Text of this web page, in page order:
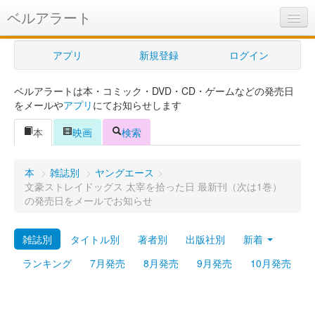
ベルアラート
ベルアラートとは
ヘルプ
新規登録
ログイン
購入管理
プレミアム
アプリ 新規登録 ログイン
ベルアラートは本・コミック・DVD・CD・ゲームなどの発売日
をメールやアプリ にてお知らせします
本
映画 検索
本 > 雑誌別 > ヤングエース >
文豪ストレイドッグス 太宰を拾った日 最新刊（次は1巻）
の発売日をメールでお知らせ
雑誌別 タイトル別 著者別 出版社別
新着
ランキング
7月発売 8月発売 9月発売 10月発売